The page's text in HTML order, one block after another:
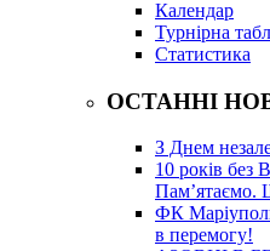
Календар
Турнірна
Статистика
ОСТАННІ
З Днем
10 років без
Пам’ятаємо.
ФК
в перемогу!